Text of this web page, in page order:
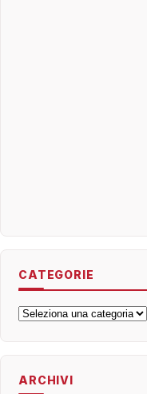
CATEGORIE
Categorie
ARCHIVI